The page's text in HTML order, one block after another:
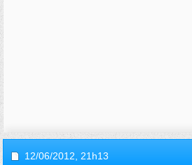
12/06/2012, 21h13